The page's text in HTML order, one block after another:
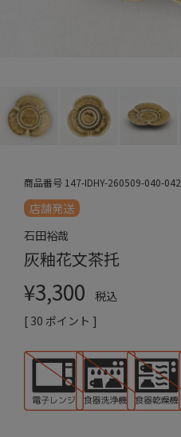
商品番号 147-IDHY-260509-040-042
店舗発送
石田裕哉
灰釉花文茶托
¥3,300
税込
[ 30 ポイント ]